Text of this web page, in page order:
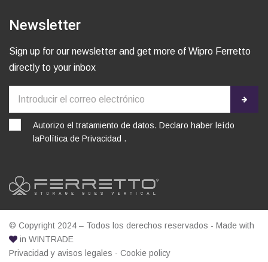
Newsletter
Sign up for our newsletter and get more of Wipro Ferretto
directly to your inbox
Autorizo el tratamiento de datos. Declaro haber leído
laPolítica de Privacidad .
© Copyright 2024 – Todos los derechos reservados - Made with
in WINTRADE
Privacidad y avisos legales - Cookie policy